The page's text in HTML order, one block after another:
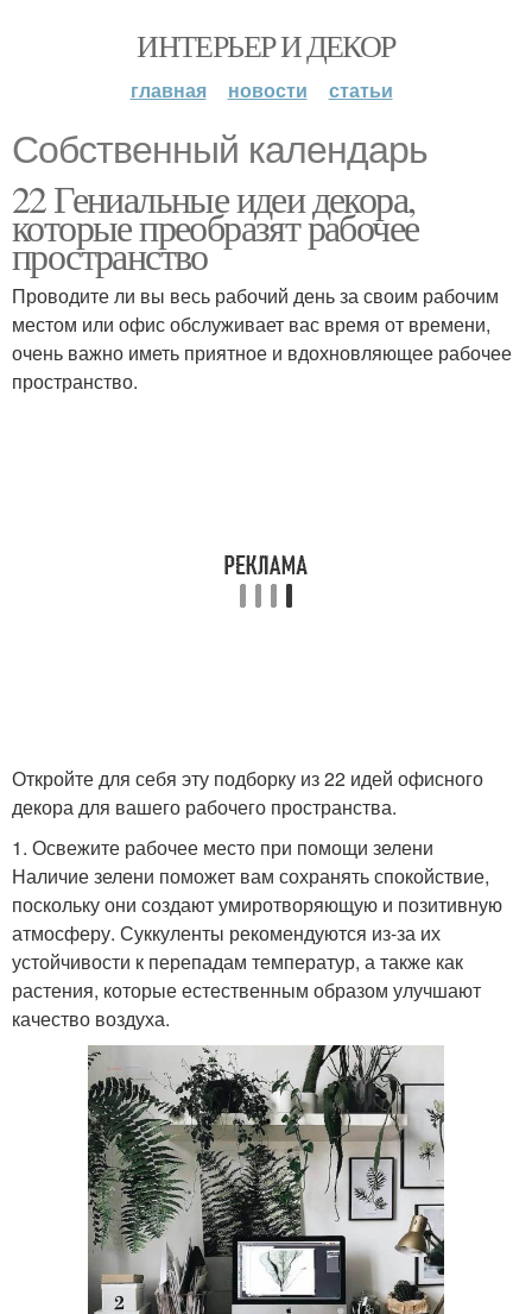
ИНТЕРЬЕР И ДЕКОР
главная новости статьи
Собственный календарь
22 Гениальные идеи декора,
которые преобразят рабочее
пространство
Проводите ли вы весь рабочий день за своим рабочим
местом или офис обслуживает вас время от времени,
очень важно иметь приятное и вдохновляющее рабочее
пространство.
Откройте для себя эту подборку из 22 идей офисного
декора для вашего рабочего пространства.
1. Освежите рабочее место при помощи зелени
Наличие зелени поможет вам сохранять спокойствие,
поскольку они создают умиротворяющую и позитивную
атмосферу. Суккуленты рекомендуются из-за их
устойчивости к перепадам температур, а также как
растения, которые естественным образом улучшают
качество воздуха.